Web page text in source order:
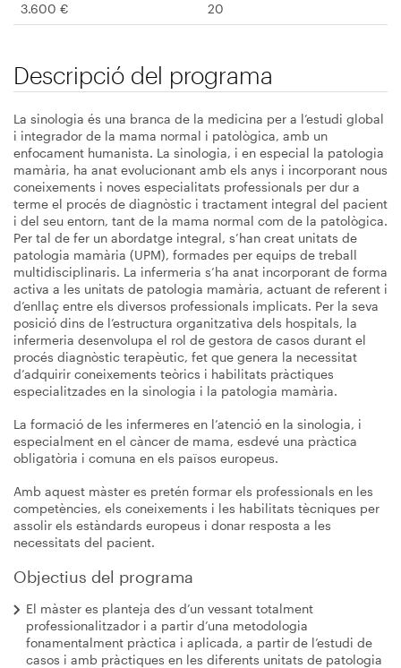
3.600 €
20
Descripció del programa
La sinologia és una branca de la medicina per a l’estudi global
i integrador de la mama normal i patològica, amb un
enfocament humanista. La sinologia, i en especial la patologia
mamària, ha anat evolucionant amb els anys i incorporant nous
coneixements i noves especialitats professionals per dur a
terme el procés de diagnòstic i tractament integral del pacient
i del seu entorn, tant de la mama normal com de la patològica.
Per tal de fer un abordatge integral, s’han creat unitats de
patologia mamària (UPM), formades per equips de treball
multidisciplinaris. La infermeria s’ha anat incorporant de forma
activa a les unitats de patologia mamària, actuant de referent i
d’enllaç entre els diversos professionals implicats. Per la seva
posició dins de l’estructura organitzativa dels hospitals, la
infermeria desenvolupa el rol de gestora de casos durant el
procés diagnòstic terapèutic, fet que genera la necessitat
d’adquirir coneixements teòrics i habilitats pràctiques
especialitzades en la sinologia i la patologia mamària.
La formació de les infermeres en l’atenció en la sinologia, i
especialment en el càncer de mama, esdevé una pràctica
obligatòria i comuna en els països europeus.
Amb aquest màster es pretén formar els professionals en les
competències, els coneixements i les habilitats tècniques per
assolir els estàndards europeus i donar resposta a les
necessitats del pacient.
Objectius del programa
El màster es planteja des d’un vessant totalment
professionalitzador i a partir d’una metodologia
fonamentalment pràctica i aplicada, a partir de l’estudi de
casos i amb pràctiques en les diferents unitats de patologia